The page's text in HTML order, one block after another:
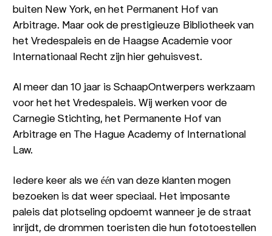
buiten New York, en het Permanent Hof van
Arbitrage. Maar ook de prestigieuze Bibliotheek van
het Vredespaleis en de Haagse Academie voor
Internationaal Recht zijn hier gehuisvest.
Al meer dan 10 jaar is SchaapOntwerpers werkzaam
voor het het Vredespaleis. Wij werken voor de
Carnegie Stichting, het Permanente Hof van
Arbitrage en The Hague Academy of International
Law.
Iedere keer als we één van deze klanten mogen
bezoeken is dat weer speciaal. Het imposante
paleis dat plotseling opdoemt wanneer je de straat
inrijdt, de drommen toeristen die hun fototoestellen